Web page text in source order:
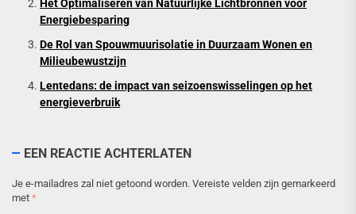
Het Optimaliseren van Natuurlijke Lichtbronnen voor
Energiebesparing
De Rol van Spouwmuurisolatie in Duurzaam Wonen en
Milieubewustzijn
Lentedans: de impact van seizoenswisselingen op het
energieverbruik
EEN REACTIE ACHTERLATEN
Je e-mailadres zal niet getoond worden. Vereiste velden zijn gemarkeerd
met *